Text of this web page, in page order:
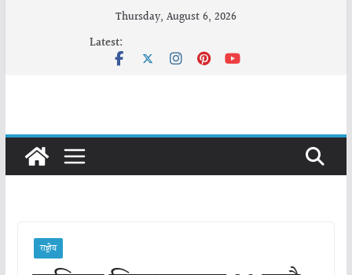
Thursday, August 6, 2026
Latest:
राष्ट्रीय